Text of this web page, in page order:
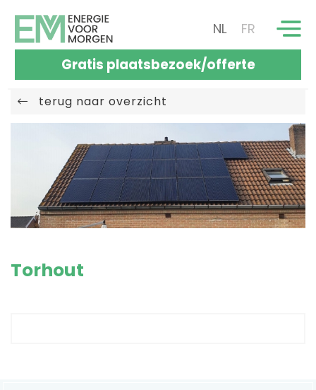
NL FR
Gratis plaatsbezoek/offerte
terug naar overzicht
Torhout